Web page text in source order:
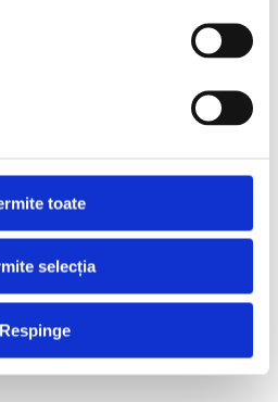
toate
selecția
Respinge